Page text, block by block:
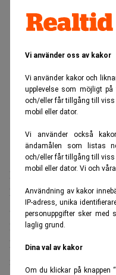
Vi använder oss av kakor
Vi använder kakor och
upplevelse som möjligt
och/eller får tillgång till
mobil eller dator.
Vi använder också
ändamålen som listas
och/eller får tillgång till
mobil eller dator. Vi och våra
Användning av kakor
IP-adress, unika
personuppgifter sker med
laglig grund.
Dina val av kakor
Om du klickar på knappen
Hur stor förmögenhet
Europa?
Svaret på den frågan
länder.
Det går att slå fast att
mellan 16 och 34 år i